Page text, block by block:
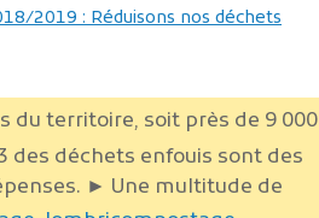
2019 : Réduisons nos déchets
du territoire, soit près de 9 000
des déchets enfouis sont des
► Une multitude de